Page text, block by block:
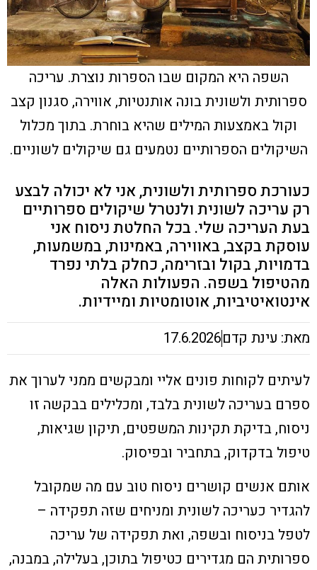
השפה היא המקום שבו הספרות נוצרת. עריכה
ספרותית ולשונית בונה אותנטיות, אווירה, סגנון קצב
וקול באמצעות המילים שהיא בוחרת. בתוך מכלול
השיקולים הספרותיים נטמעים גם שיקולים לשוניים.
כעורכת ספרותית ולשונית, אני לא יכולה לבצע
רק עריכה לשונית ולנטרל שיקולים ספרותיים
בעת העריכה שלי. בכל החלטת ניסוח אני
עוסקת בקצב, באווירה, באמינות, במשמעות,
בדמויות, בקול ובזרימה, כחלק בלתי נפרד
מהטיפול בשפה. הפעולות האלה
אינטואיטיביות, אוטומטיות ומיידיות.
מאת: עינת קדם17.6.2026
לעיתים לקוחות פונים אליי ומבקשים ממני לערוך את
ספרם בעריכה לשונית בלבד, ומכלילים בבקשה זו
ניסוח, בדיקת תקינות המשפטים, תיקון שגיאות,
טיפול בדקדוק, בתחביר ובפיסוק.
אותם אנשים קושרים ניסוח טוב עם מה שמקובל
להגדיר כעריכה לשונית ומניחים שזה תפקידה –
לטפל בניסוח ובשפה, ואת תפקידה של עריכה
ספרותית הם מגדירים כטיפול בתוכן, בעלילה, במבנה,